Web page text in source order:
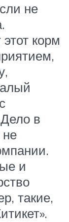
не
корм
в
и
такие,